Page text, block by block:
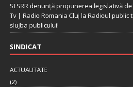
SLSRR denunţă propunerea legislativă
Tv | Radio Romania Cluj la Radioul public
slujba publicului!
SINDICAT
ACTUALITATE
(2)